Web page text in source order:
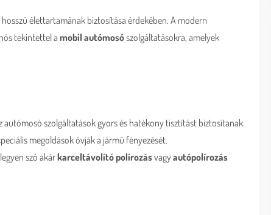
élettartamának biztosítása érdekében. A modern
tekintettel amobil autómosószolgáltatásokra, amelyek
szolgáltatások gyors és hatékony tisztítást biztosítanak.
megoldások óvják a jármű fényezését.
szó akárkarceltávolító polírozásvagyautópolírozás